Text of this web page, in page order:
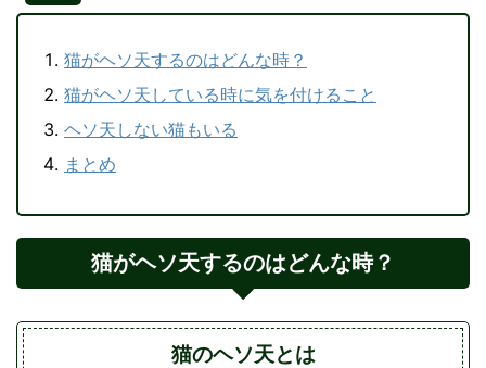
猫がヘソ天するのはどんな時？
猫がヘソ天している時に気を付けること
ヘソ天しない猫もいる
まとめ
猫がヘソ天するのはどんな時？
猫のヘソ天とは